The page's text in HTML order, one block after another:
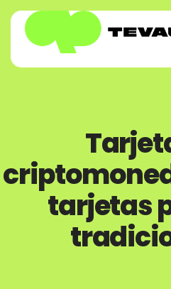
Tarjeta
Billetera
Finanzas
tarjetas